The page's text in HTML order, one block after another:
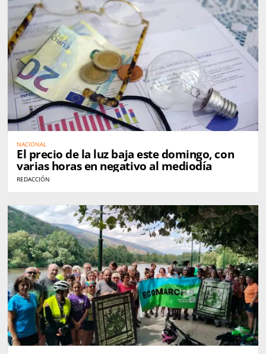
NACIONAL
El precio de la luz baja este domingo, con
varias horas en negativo al mediodía
REDACCIÓN